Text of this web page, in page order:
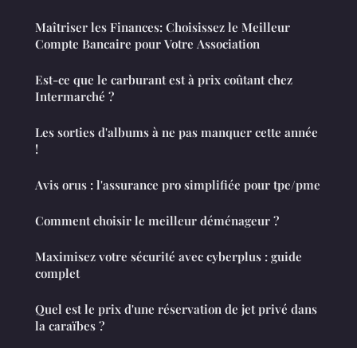
Maîtriser les Finances: Choisissez le Meilleur
Compte Bancaire pour Votre Association
Est-ce que le carburant est à prix coûtant chez
Intermarché ?
Les sorties d'albums à ne pas manquer cette année
!
Avis orus : l'assurance pro simplifiée pour tpe/pme
Comment choisir le meilleur déménageur ?
Maximisez votre sécurité avec cyberplus : guide
complet
Quel est le prix d'une réservation de jet privé dans
la caraïbes ?